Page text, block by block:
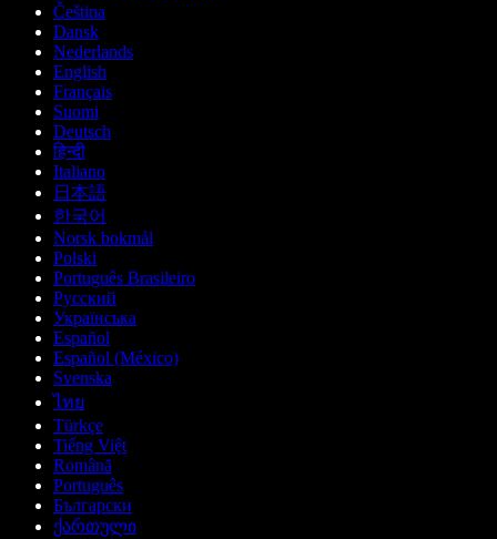
Čeština
Dansk
Nederlands
English
Français
Suomi
Deutsch
हिन्दी
Italiano
日本語
한국어
Norsk bokmål
Polski
Português Brasileiro
Русский
Українська
Español
Español (México)
Svenska
ไทย
Türkçe
Tiếng Việt
Română
Português
Български
ქართული